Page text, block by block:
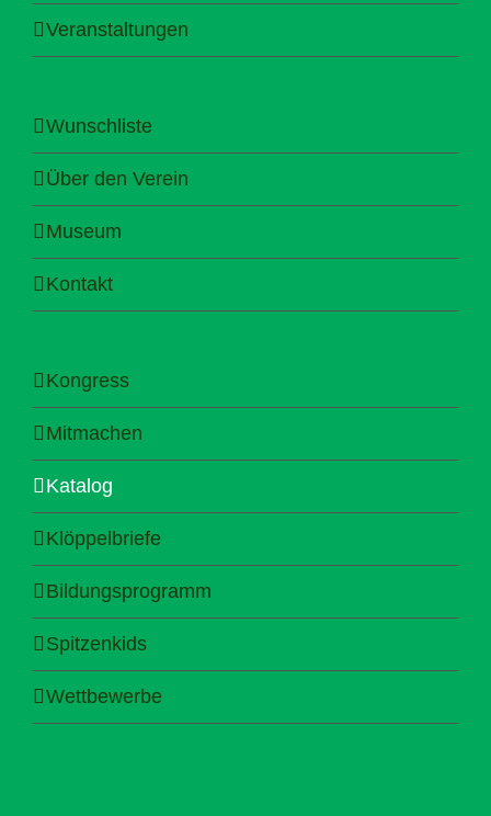
Veranstaltungen
Wunschliste
Über den Verein
Museum
Kontakt
Kongress
Mitmachen
Katalog
Klöppelbriefe
Bildungsprogramm
Spitzenkids
Wettbewerbe